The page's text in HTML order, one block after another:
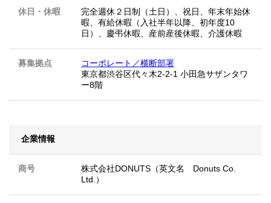
休日・休暇
完全週休２日制（土日）、祝日、年末年始休
暇、有給休暇（入社半年以降、初年度10
日）、慶弔休暇、産前産後休暇、介護休暇
募集拠点
コーポレート／横断部署
東京都渋谷区代々木2-2-1 小田急サザンタワ
ー8階
企業情報
商号
株式会社DONUTS（英文名 Donuts Co.
Ltd.）